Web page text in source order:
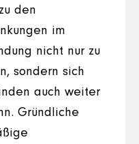
den
im
nicht nur zu
sondern sich
auch weiter
Gründliche